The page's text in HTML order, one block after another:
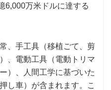
6,000万米ドルに達する
、手工具（移植ごて、剪
、電動工具（電動トリマ
）、人間工学に基づいた
し車）が含まれます。こ